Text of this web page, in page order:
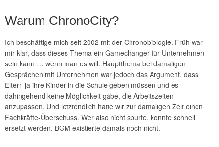
Warum ChronoCity?
Ich beschäftige mich seit 2002 mit der Chronobiologie. Früh war
mir klar, dass dieses Thema ein Gamechanger für Unternehmen
sein kann … wenn man es will. Hauptthema bei damaligen
Gesprächen mit Unternehmen war jedoch das Argument, dass
Eltern ja ihre Kinder in die Schule geben müssen und es
dahingehend keine Möglichkeit gäbe, die Arbeitszeiten
anzupassen. Und letztendlich hatte wir zur damaligen Zeit einen
Fachkräfte-Überschuss. Wer also nicht spurte, konnte schnell
ersetzt werden. BGM existierte damals noch nicht.